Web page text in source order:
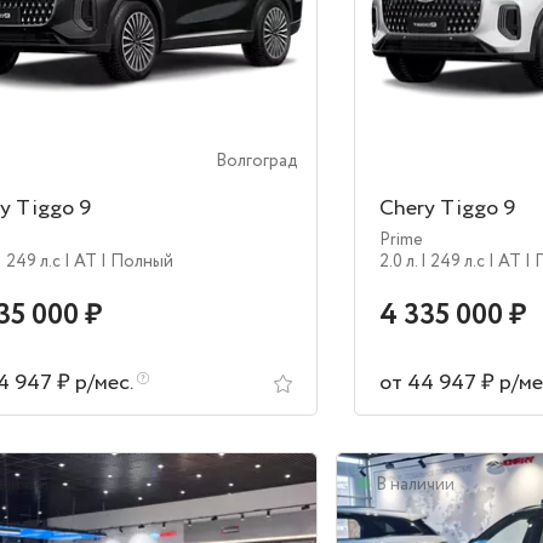
Волгоград
Tiggo 9
249 л.c | AT | Полный
000 ₽
947 ₽ р/мес.
Chery Tiggo 9
Prime
2.0 л. | 249 л.c | AT |
4 335 000 ₽
от 44 947 ₽ р/
В наличии